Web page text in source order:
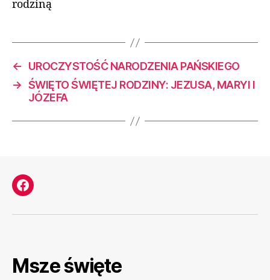
rodziną
←
UROCZYSTOŚĆ NARODZENIA PAŃSKIEGO
→ ŚWIĘTO ŚWIĘTEJ RODZINY: JEZUSA, MARYI I
JÓZEFA
Facebook
Msze święte